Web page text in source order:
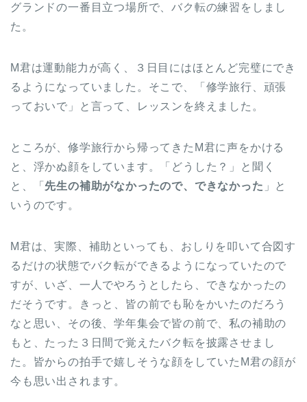
グランドの一番目立つ場所で、バク転の練習をしまし
た。
M君は運動能力が高く、３日目にはほとんど完璧にでき
るようになっていました。そこで、「修学旅行、頑張
っておいで」と言って、レッスンを終えました。
ところが、修学旅行から帰ってきたM君に声をかける
と、浮かぬ顔をしています。「どうした？」と聞く
と、「 先生の補助がなかったので、できなかった 」と
いうのです。
M君は、実際、補助といっても、おしりを叩いて合図す
るだけの状態でバク転ができるようになっていたので
すが、いざ、一人でやろうとしたら、できなかったの
だそうです。きっと、皆の前でも恥をかいたのだろう
なと思い、その後、学年集会で皆の前で、私の補助の
もと、たった３日間で覚えたバク転を披露させまし
た。皆からの拍手で嬉しそうな顔をしていたM君の顔が
今も思い出されます。